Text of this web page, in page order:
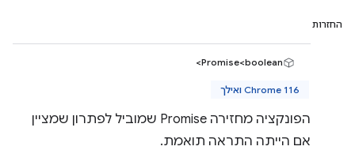
החזרות
Promise<boolean>
Chrome 116 ואילך
הפונקציה מחזירה Promise שמוביל לפתרון שמציין
אם הייתה התראה תואמת.